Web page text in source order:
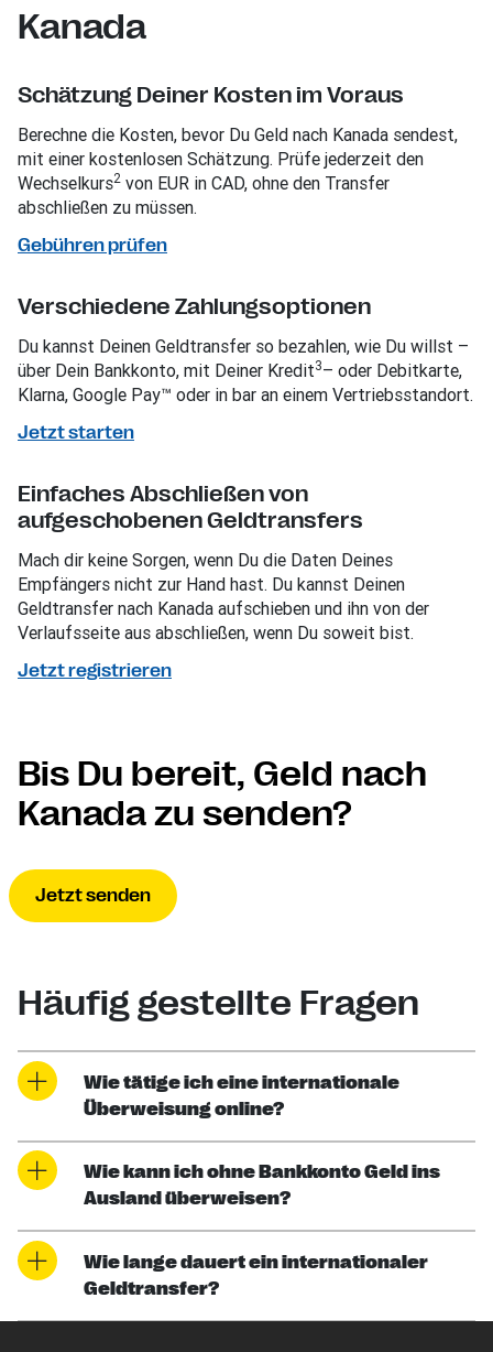
Kanada
Schätzung Deiner Kosten im Voraus
Berechne die Kosten, bevor Du Geld nach Kanada sendest,
mit einer kostenlosen Schätzung. Prüfe jederzeit den
Wechselkurs2 von EUR in CAD, ohne den Transfer
abschließen zu müssen.
Gebühren prüfen
Verschiedene Zahlungsoptionen
Du kannst Deinen Geldtransfer so bezahlen, wie Du willst –
über Dein Bankkonto, mit Deiner Kredit3– oder Debitkarte,
Klarna, Google Pay™ oder in bar an einem Vertriebsstandort.
Jetzt starten
Einfaches Abschließen von
aufgeschobenen Geldtransfers
Mach dir keine Sorgen, wenn Du die Daten Deines
Empfängers nicht zur Hand hast. Du kannst Deinen
Geldtransfer nach Kanada aufschieben und ihn von der
Verlaufsseite aus abschließen, wenn Du soweit bist.
Jetzt registrieren
Bis Du bereit, Geld nach
Kanada zu senden?
Jetzt senden
Häufig gestellte Fragen
Wie tätige ich eine internationale
Überweisung online?
Wie kann ich ohne Bankkonto Geld ins
Ausland überweisen?
Wie lange dauert ein internationaler
Geldtransfer?